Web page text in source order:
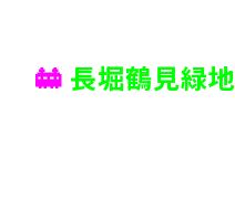
🚋 長堀鶴見緑